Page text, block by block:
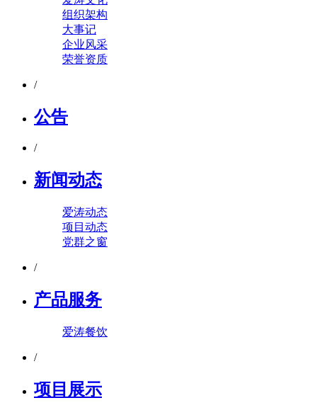
组织架构
大事记
企业风采
荣誉资质
/
公告
/
新闻动态
爱涛动态
项目动态
党群之窗
/
产品服务
爱涛餐饮
/
项目展示